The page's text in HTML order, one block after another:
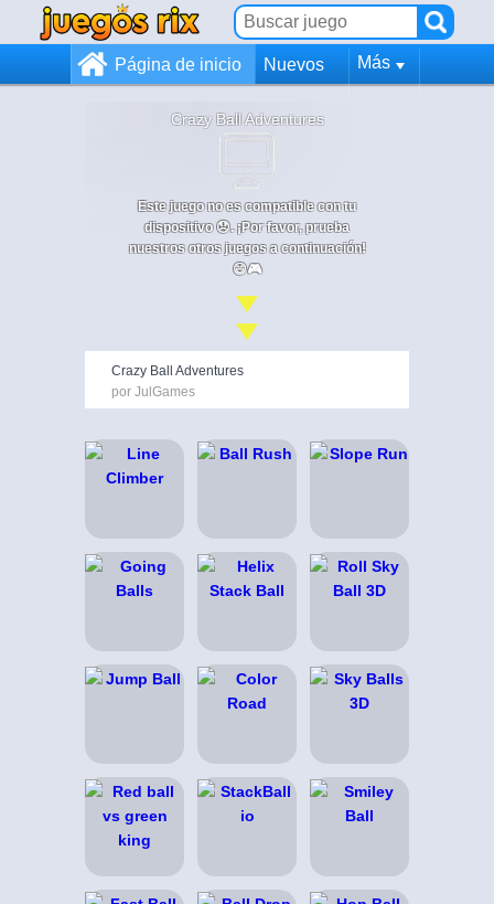
Página de inicio Nuevos Más
Crazy Ball Adventures
Este juego no es compatible con tu
dispositivo 😞. ¡Por favor, prueba
nuestros otros juegos a continuación!
😄🎮
Crazy Ball Adventures
por JulGames